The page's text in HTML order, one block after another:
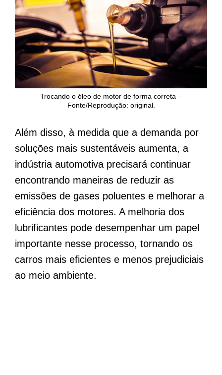
Trocando o óleo de motor de forma correta –
Fonte/Reprodução: original.
Além disso, à medida que a demanda por
soluções mais sustentáveis aumenta, a
indústria automotiva precisará continuar
encontrando maneiras de reduzir as
emissões de gases poluentes e melhorar a
eficiência dos motores. A melhoria dos
lubrificantes pode desempenhar um papel
importante nesse processo, tornando os
carros mais eficientes e menos prejudiciais
ao meio ambiente.